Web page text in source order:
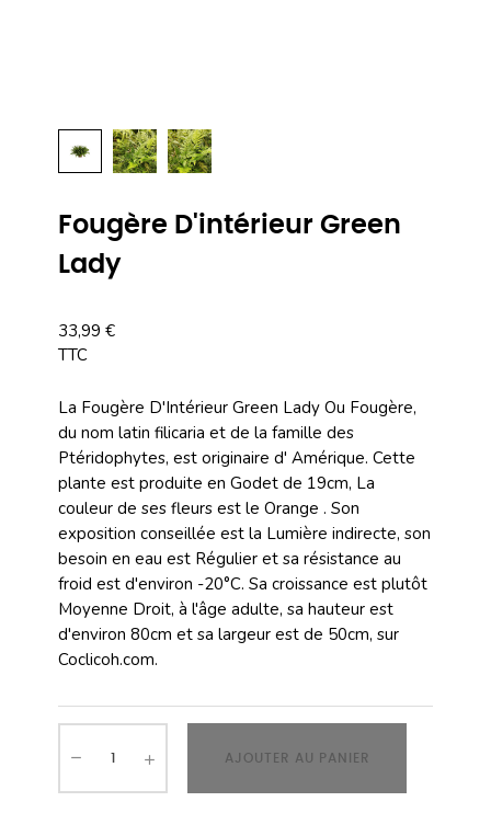
Fougère D'intérieur Green
Lady
33,99 €
TTC
La Fougère D'Intérieur Green Lady Ou Fougère,
du nom latin filicaria et de la famille des
Ptéridophytes, est originaire d' Amérique. Cette
plante est produite en Godet de 19cm, La
couleur de ses fleurs est le Orange . Son
exposition conseillée est la Lumière indirecte, son
besoin en eau est Régulier et sa résistance au
froid est d'environ -20°C. Sa croissance est plutôt
Moyenne Droit, à l'âge adulte, sa hauteur est
d'environ 80cm et sa largeur est de 50cm, sur
Coclicoh.com.
AJOUTER AU PANIER